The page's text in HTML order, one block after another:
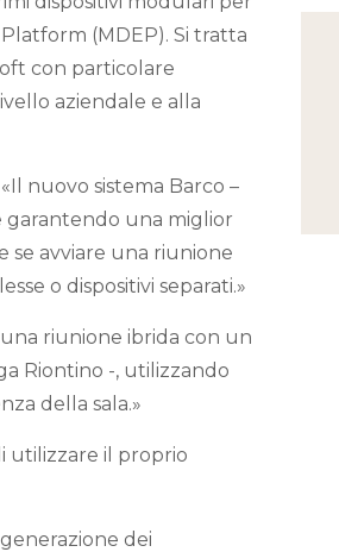
(MDEP). Si tratta
con particolare
aziendale e alla
«Il nuovo sistema Barco –
garantendo una miglior
se avviare una riunione
o dispositivi separati.»
riunione ibrida con un
Riontino -, utilizzando
della sala.»
utilizzare il proprio
generazione dei